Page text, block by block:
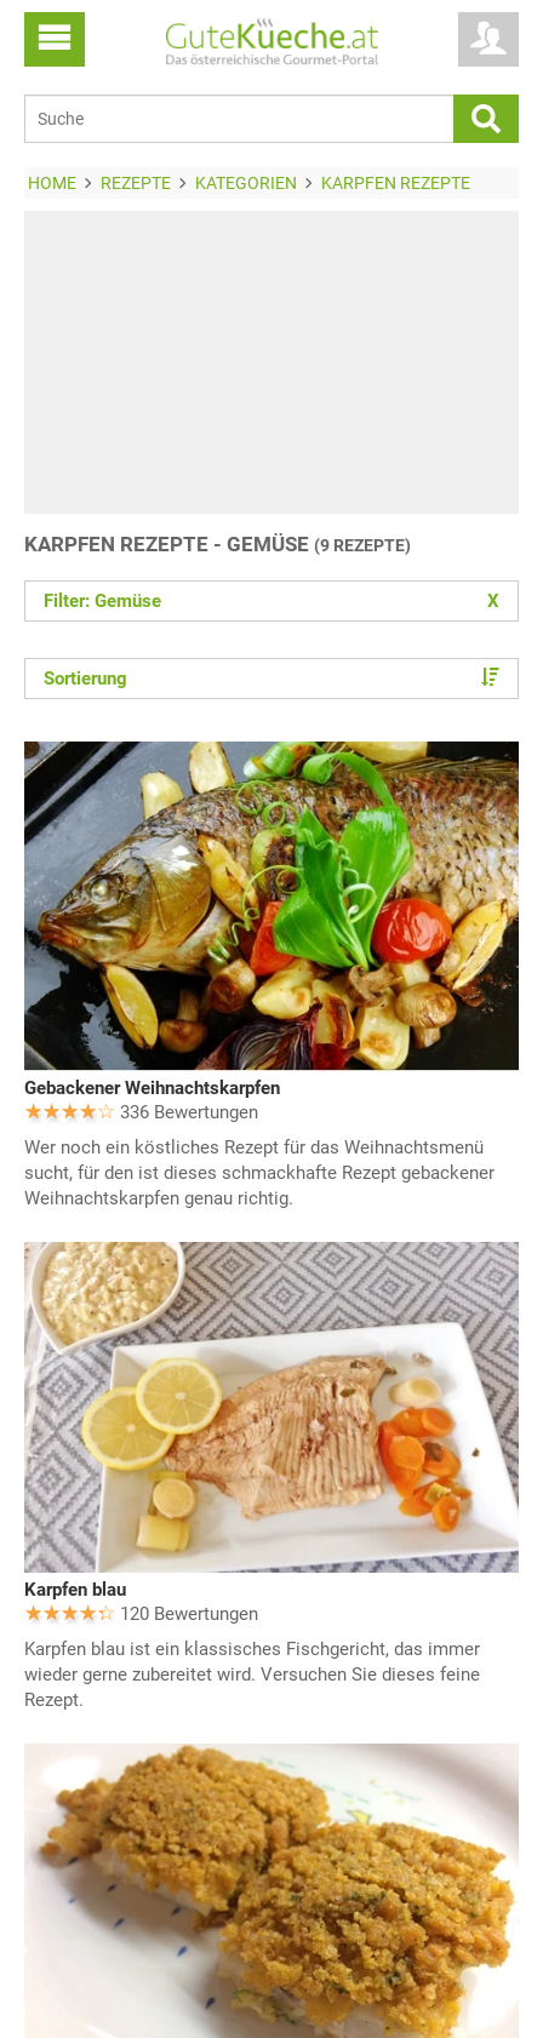
HOME REZEPTE KATEGORIEN KARPFEN REZEPTE
KARPFEN REZEPTE - GEMÜSE (9 REZEPTE)
Filter: Gemüse X
Sortierung
Gebackener Weihnachtskarpfen
336 Bewertungen
Wer noch ein köstliches Rezept für das Weihnachtsmenü
sucht, für den ist dieses schmackhafte Rezept gebackener
Weihnachtskarpfen genau richtig.
Karpfen blau
120 Bewertungen
Karpfen blau ist ein klassisches Fischgericht, das immer
wieder gerne zubereitet wird. Versuchen Sie dieses feine
Rezept.